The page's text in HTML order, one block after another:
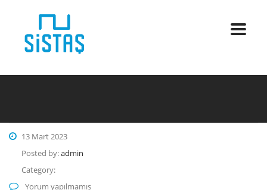
13 Mart 2023
Posted by:admin
Category:
Yorum yapılmamış